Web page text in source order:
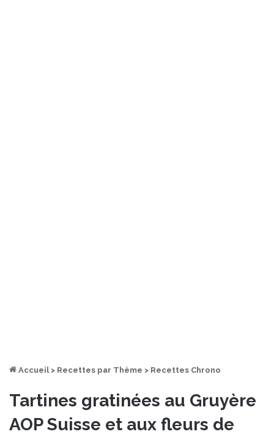
Accueil > Recettes par Thème > Recettes Chrono
Tartines gratinées au Gruyère
AOP Suisse et aux fleurs de